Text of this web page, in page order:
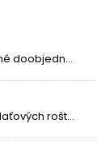
stôl môže
Vyber piestu podľa veľkosti postele Na jednu postel treba objednať 2 piesty Nutné doobjednať aj zdvíhací mechanizmus Dĺžka piestu 360 mm
Výškovo nastavitelné posteľové kovanie na jednolôžko i dvojlôžko. Umiestnenie laťových roštov alebo čalúnenia je nastaviteľné do troch výšok s roztečou 24 mm.